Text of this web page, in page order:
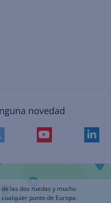
novedad
las dos ruedas y mucho
punto de Europa.